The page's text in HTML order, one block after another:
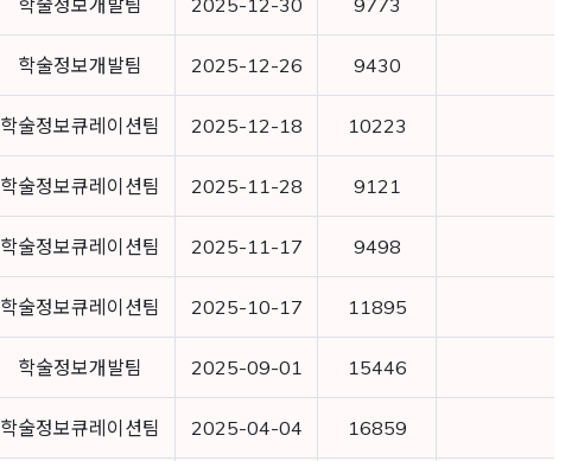
학술정보개발팀 2025-12-30 9773
학술정보개발팀 2025-12-26 9430
학술정보큐레이션팀 2025-12-18 10223
학술정보큐레이션팀 2025-11-28 9121
학술정보큐레이션팀 2025-11-17 9498
학술정보큐레이션팀 2025-10-17 11895
학술정보개발팀 2025-09-01 15446
학술정보큐레이션팀 2025-04-04 16859